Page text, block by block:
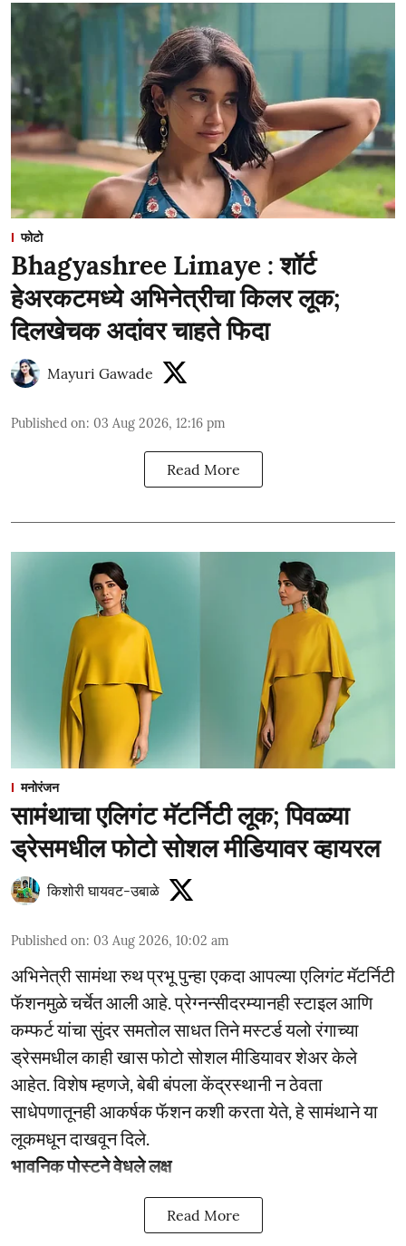
फोटो
Bhagyashree Limaye : शॉर्ट
हेअरकटमध्ये अभिनेत्रीचा किलर लूक;
दिलखेचक अदांवर चाहते फिदा
Mayuri Gawade
Published on: 03 Aug 2026, 12:16 pm
Read More
मनोरंजन
सामंथाचा एलिगंट मॅटर्निटी लूक; पिवळ्या
ड्रेसमधील फोटो सोशल मीडियावर व्हायरल
किशोरी घायवट-उबाळे
Published on: 03 Aug 2026, 10:02 am
अभिनेत्री सामंथा रुथ प्रभू पुन्हा एकदा आपल्या एलिगंट मॅटर्निटी
फॅशनमुळे चर्चेत आली आहे. प्रेग्नन्सीदरम्यानही स्टाइल आणि
कम्फर्ट यांचा सुंदर समतोल साधत तिने मस्टर्ड यलो रंगाच्या
ड्रेसमधील काही खास फोटो सोशल मीडियावर शेअर केले
आहेत. विशेष म्हणजे, बेबी बंपला केंद्रस्थानी न ठेवता
साधेपणातूनही आकर्षक फॅशन कशी करता येते, हे सामंथाने या
लूकमधून दाखवून दिले.
भावनिक पोस्टने वेधले लक्ष
Read More